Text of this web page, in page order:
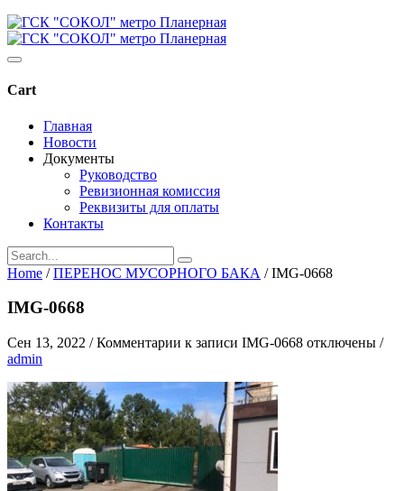
Cart
Главная
Новости
Документы
Руководство
Ревизионная комиссия
Реквизиты для оплаты
Контакты
Home / ПЕРЕНОС МУСОРНОГО БАКА / IMG-0668
IMG-0668
Сен 13, 2022 /Комментарии к записи IMG-0668 отключены /
admin